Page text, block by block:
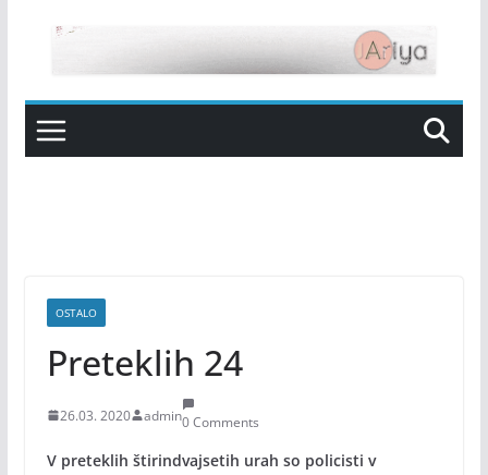
content
OSTALO
Preteklih 24
26.03. 2020 admin0 Comments
V preteklih štirindvajsetih urah so policisti v